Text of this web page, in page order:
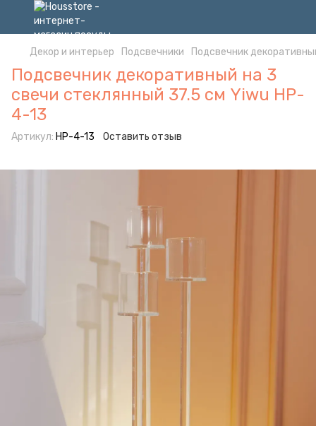
Декор и интерьер Подсвечники Подсвечник
Подсвечник декоративный на 3
свечи стеклянный 37.5 см Yiwu HP-
4-13
Артикул: HP-4-13 Оставить отзыв